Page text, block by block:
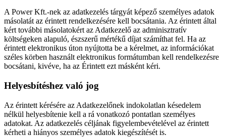
A Power Kft.-nek az adatkezelés tárgyát képező személyes adatok
másolatát az érintett rendelkezésére kell bocsátania. Az érintett által
kért további másolatokért az Adatkezelő az adminisztratív
költségeken alapuló, észszerű mértékű díjat számíthat fel. Ha az
érintett elektronikus úton nyújtotta be a kérelmet, az információkat
széles körben használt elektronikus formátumban kell rendelkezésre
bocsátani, kivéve, ha az Érintett ezt másként kéri.
Helyesbítéshez való jog
Az érintett kérésére az Adatkezelőnek indokolatlan késedelem
nélkül helyesbítenie kell a rá vonatkozó pontatlan személyes
adatokat. Az adatkezelés céljának figyelembevételével az érintett
kérheti a hiányos személyes adatok kiegészítését is.